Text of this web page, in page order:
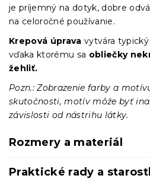
je príjemný na dotyk, dobre
na celoročné používanie.
Krepová úprava vytvára
vďaka ktorému sa obliečky
žehliť.
Pozn.: Zobrazenie farby a
skutočnosti, motív môže byť
závislosti od nástrihu látky.
Rozmery a materiál
Praktické rady a